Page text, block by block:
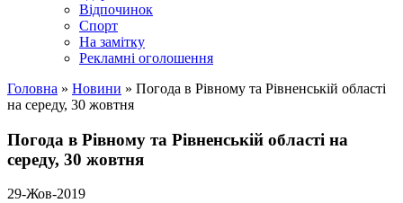
Відпочинок
Спорт
На замітку
Рекламні оголошення
Головна » Новини » Погода в Рівному та Рівненській області
на середу, 30 жовтня
Погода в Рівному та Рівненській області на
середу, 30 жовтня
29-Жов-2019